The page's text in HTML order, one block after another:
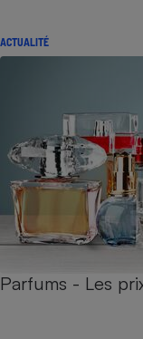
ACTUALITÉ
Parfums - Les